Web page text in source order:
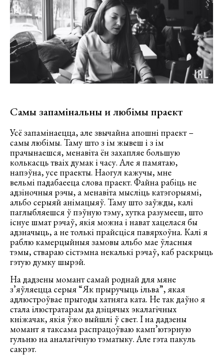
Самы запамінальны и любімы праект
Усё запамінаецца, але звычайна апошні праект –
самы любімы. Таму што з ім жывеш і з ім
прачынаешся, менавіта ён захапляе большую
колькасць тваіх думак і часу. Але я памятаю,
напэўна, усе праекты. Наогул кажучы, мне
вельмі падабаееца слова праект. Файна рабіць не
адзіночныя рэчы, а менавіта мысліць катэгорыямі,
альбо серыяй анімацыяў. Таму што заўжды, калі
паглыбляешся ў пэўную тэму, хутка разумееш, што
існуе шмат рэчаў, якія можна і нават хацелася бы
адзначыць, а не толькі прайсціся павярхоўна. Калі я
раблю камерцыйныя замовы альбо мае ўласныя
тэмы, ствараю сістэмна некалькі рэчаў, каб раскрыць
гэтую думку шырэй.
На дадзены момант самай роднай для мяне
з’яўляецца серыя “Як прыручыць ільва”, якая
адлюстроўвае прыгоды хатняга ката. Не так даўно я
стала ілюстратарам да дзіцячых экалагічных
кніжачак, якія ўжо выйшлі ў свет. І на дадзены
момант я таксама распрацоўваю камп’ютэрную
гульню на аналагічную тэматыку. Але гэта пакуль
сакрэт.